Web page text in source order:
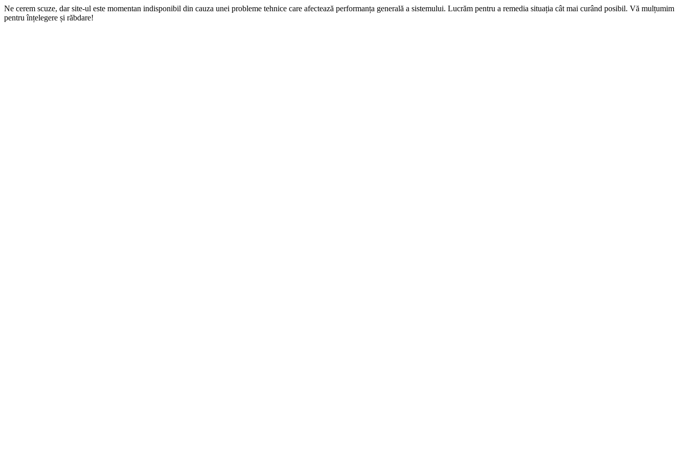
Ne cerem scuze, dar site-ul este momentan indisponibil din cauza unei probleme tehnice care afectează performanța generală a sistemului. Lucrăm pentru a remedia situația cât mai curând posibil. Vă mulțumim
pentru înțelegere și răbdare!